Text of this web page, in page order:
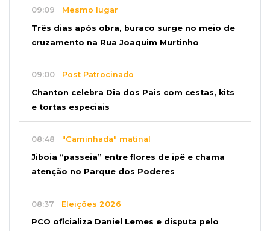
09:09 Mesmo lugar
Três dias após obra, buraco surge no meio de
cruzamento na Rua Joaquim Murtinho
09:00 Post Patrocinado
Chanton celebra Dia dos Pais com cestas, kits
e tortas especiais
08:48 "Caminhada" matinal
Jiboia “passeia” entre flores de ipê e chama
atenção no Parque dos Poderes
08:37 Eleições 2026
PCO oficializa Daniel Lemes e disputa pelo